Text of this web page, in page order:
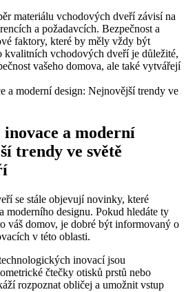
materiálu vchodových dveří závisí na
a‍ požadavcích. Bezpečnost a
faktory, které by měly vždy být
kvalitních​ vchodových dveří⁢ je důležité,
vašeho domova, ale také vytvářejí
inovace a moderní
trendy ve světě
se ⁣stále objevují novinky, které​
moderního designu. Pokud hledáte ty
váš domov, je dobré být informovaný o
v této ⁣oblasti.
inovací jsou
čtečky ⁤otisků prstů nebo
rozpoznat obličej a umožnit vstup